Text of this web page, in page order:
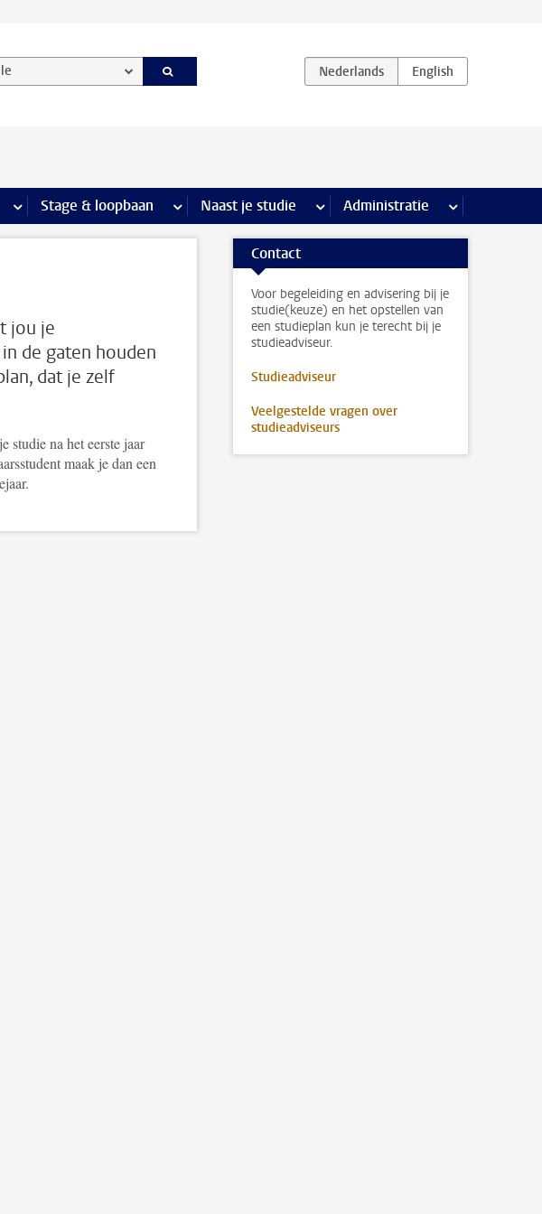
meer Extra studieactiviteiten pagina’s
Stage & loopbaan meer Stage & loopbaan pagina’s
Naast je studie meer Naast je studie pagina’s
Administratie meer
jou je
de gaten houden
dat je zelf
studie na het eerste jaar
maak je dan een
Contact
Voor begeleiding en advisering bij je
studie(keuze) en het opstellen van
een studieplan kun je terecht bij je
studieadviseur.
Studieadviseur
Veelgestelde vragen over
studieadviseurs